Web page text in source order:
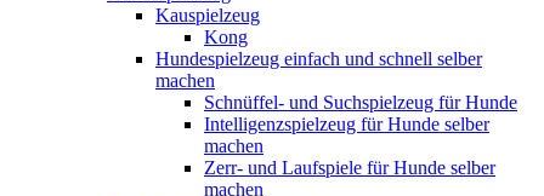
Kauspielzeug
Kong
Hundespielzeug einfach und schnell selber
machen
Schnüffel- und Suchspielzeug für Hunde
Intelligenzspielzeug für Hunde selber
machen
Zerr- und Laufspiele für Hunde selber
machen